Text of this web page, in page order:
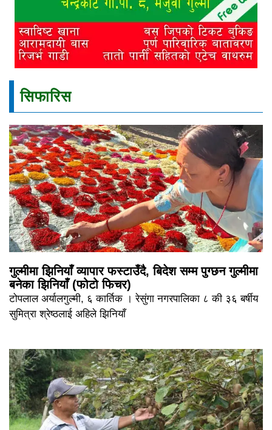
सिफारिस
गुल्मीमा झिनियाँ व्यापार फस्टाउँदै, बिदेश सम्म पुग्छन गुल्मीमा
बनेका झिनियाँ (फोटो फिचर)
टोपलाल अर्यालगुल्मी, ६ कार्तिक । रेसुंगा नगरपालिका ८ की ३६ बर्षीय
सुमित्रा श्रेष्ठलाई अहिले झिनियाँ